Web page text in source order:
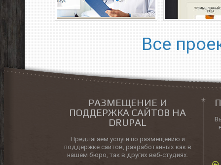
Все
РАЗМЕЩЕНИЕ И
ПОДДЕРЖКА САЙТОВ НА
DRUPAL
Предлагаем услуги по размещению и
поддержке сайтов, разработанных как в
нашем бюро, так в других веб-студиях.